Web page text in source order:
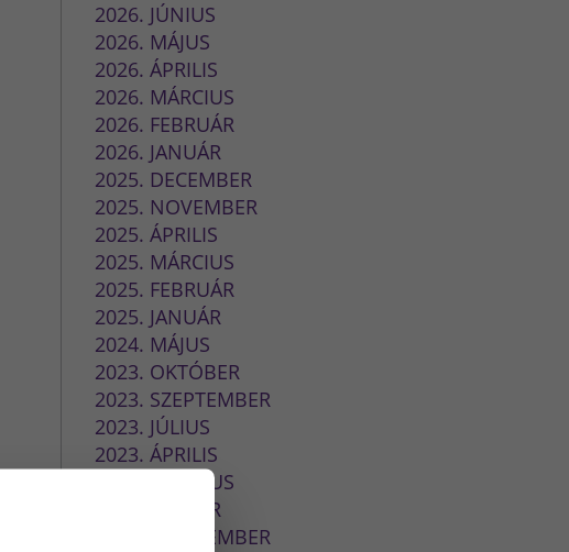
2026. JÚNIUS
2026. MÁJUS
2026. ÁPRILIS
2026. MÁRCIUS
2026. FEBRUÁR
2026. JANUÁR
2025. DECEMBER
2025. NOVEMBER
2025. ÁPRILIS
2025. MÁRCIUS
2025. FEBRUÁR
2025. JANUÁR
2024. MÁJUS
2023. OKTÓBER
2023. SZEPTEMBER
2023. JÚLIUS
2023. ÁPRILIS
2023. MÁRCIUS
2023. JANUÁR
2022. SZEPTEMBER